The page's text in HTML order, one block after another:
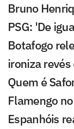
Bruno
PSG: 'De
Botafogo
ironiza revés
Quem é
Flamengo
Espanhóis